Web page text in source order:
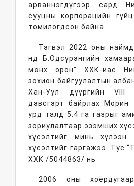
арваннэгдүгээр сард
сууцны корпорацийн
томилогдсон байна.
Тэгвэл 2022 оны
нд Б.Одсүрэнгийн
мөнх орон” ХХК-иас
зохион байгуулалтын
Хан-Уул дүүргийн VIII
дэвсгэрт байрлах Морин
урд талд 5.4 га газрыг
зориулалтаар эзэмших
хүсэлтийг минь хүлээн
хүсэлтийг гаргажээ. Тус
ХХК /5044863/ нь
2006 оны